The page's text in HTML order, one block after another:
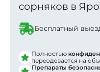
сорняков в
Бесплатный
Полностью
переодевается на
Препараты
Заявка